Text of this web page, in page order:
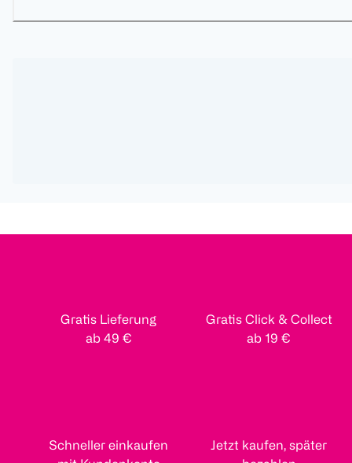
Gratis Lieferung
ab 49 €
Gratis Click & Collect
ab 19 €
Schneller einkaufen
Jetzt kaufen, später